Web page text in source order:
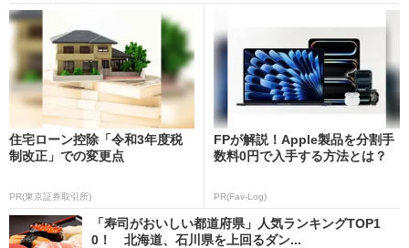
住宅ローン控除「令和3年度税
制改正」での変更点
PR(東京証券取引所)
FPが解説！Apple製品を分割手
数料0円で入手する方法とは？
PR(Fav-Log)
「寿司がおいしい都道府県」人気ランキングTOP1
0！ 北海道、石川県を上回るダン...